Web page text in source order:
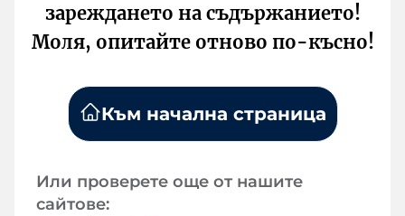
зареждането на съдържанието!
Моля, опитайте отново по-късно!
Към начална страница
Или проверете още от нашите
сайтове: